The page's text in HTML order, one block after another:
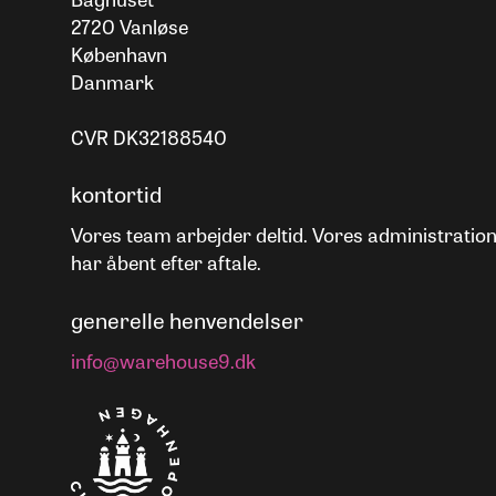
2720 Vanløse
København
Danmark
CVR DK32188540
kontortid
Vores team arbejder deltid. Vores administration
har åbent efter aftale.
generelle henvendelser
info@warehouse9.dk